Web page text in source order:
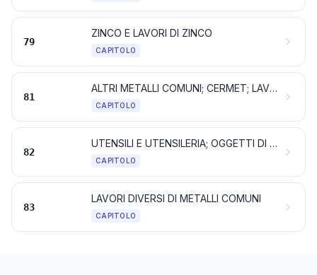
79
ZINCO E LAVORI DI ZINCO
CAPITOLO
81
ALTRI METALLI COMUNI; CERMET; LAVORI DI QUESTE MATERIE
CAPITOLO
82
UTENSILI E UTENSILERIA; OGGETTI DI COLTELLERIA E POSATERIA DA TAVOLA, DI METALLI COMUNI; PARTI DI QUESTI OGGETTI DI METALLI COMUNI
CAPITOLO
83
LAVORI DIVERSI DI METALLI COMUNI
CAPITOLO